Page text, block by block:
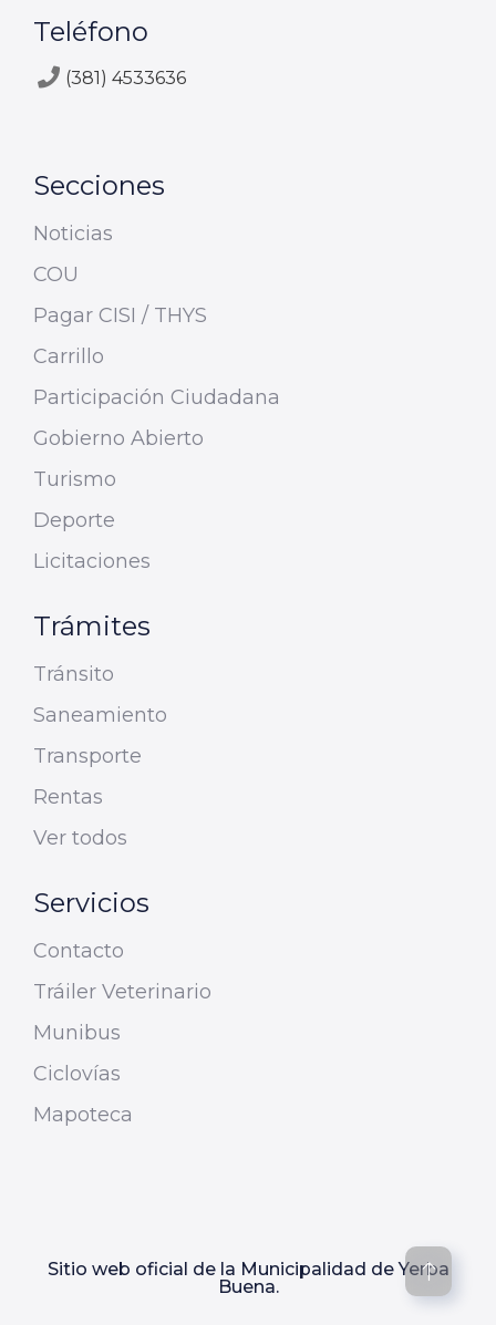
Teléfono
(381) 4533636
Secciones
Noticias
COU
Pagar CISI / THYS
Carrillo
Participación Ciudadana
Gobierno Abierto
Turismo
Deporte
Licitaciones
Trámites
Tránsito
Saneamiento
Transporte
Rentas
Ver todos
Servicios
Contacto
Tráiler Veterinario
Munibus
Ciclovías
Mapoteca
Sitio web oficial de la Municipalidad de Yerba
Buena.